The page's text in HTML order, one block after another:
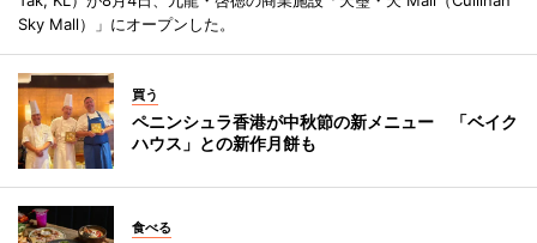
Sky Mall）」にオープンした。
買う
ペニンシュラ香港が中秋節の新メニュー 「ベイク
ハウス」との新作月餅も
食べる